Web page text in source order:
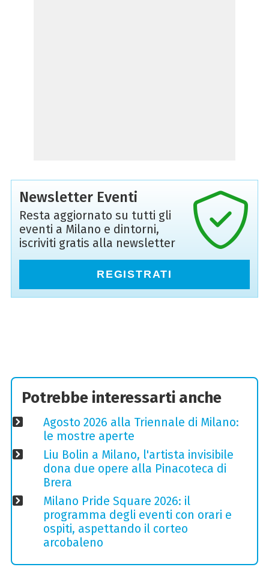
Newsletter Eventi
Resta aggiornato su tutti gli
eventi a Milano e dintorni,
iscriviti gratis alla newsletter
REGISTRATI
Potrebbe interessarti anche
Agosto 2026 alla Triennale di Milano:
le mostre aperte
Liu Bolin a Milano, l'artista invisibile
dona due opere alla Pinacoteca di
Brera
Milano Pride Square 2026: il
programma degli eventi con orari e
ospiti, aspettando il corteo
arcobaleno